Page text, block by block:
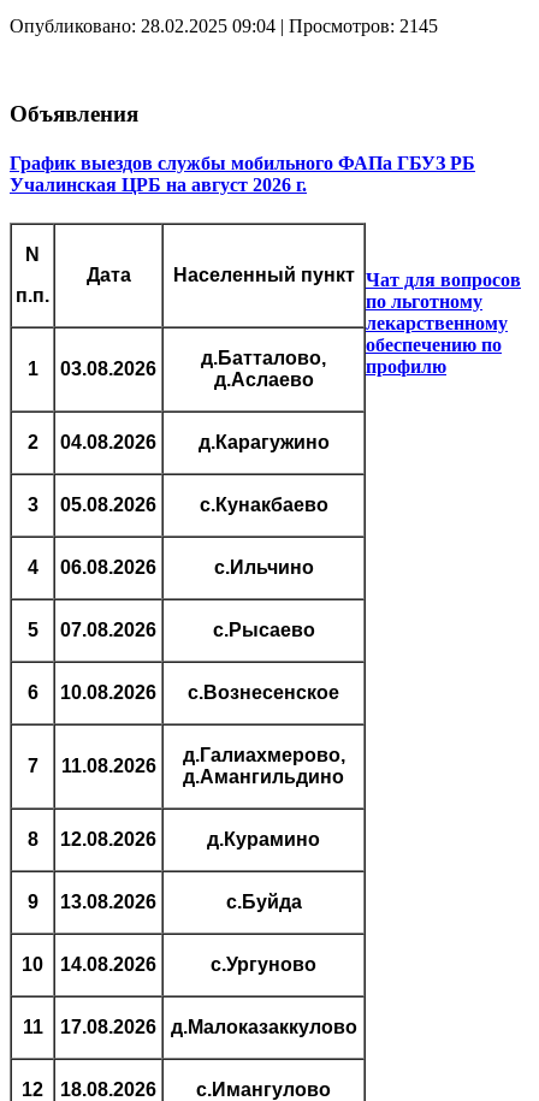
Опубликовано: 28.02.2025 09:04 | Просмотров: 2145
Объявления
График выездов службы мобильного ФАПа ГБУЗ РБ
Учалинская ЦРБ на август 2026 г.
N
п.п.
Дата Населенный пункт
1 03.08.2026
д.Батталово,
д.Аслаево
2 04.08.2026 д.Карагужино
3 05.08.2026 с.Кунакбаево
4 06.08.2026 с.Ильчино
5 07.08.2026 с.Рысаево
6 10.08.2026 с.Вознесенское
7 11.08.2026
д.Галиахмерово,
д.Амангильдино
8 12.08.2026 д.Курамино
9 13.08.2026 с.Буйда
10 14.08.2026 с.Ургуново
11 17.08.2026 д.Малоказаккулово
12 18.08.2026 с.Имангулово
Чат для вопросов
по льготному
лекарственному
обеспечению по
профилю